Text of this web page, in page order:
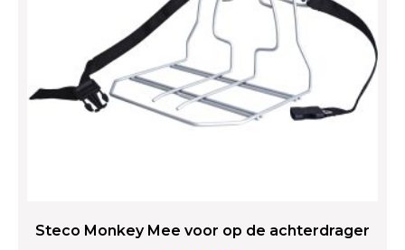
Steco Monkey Mee voor op de achterdrager